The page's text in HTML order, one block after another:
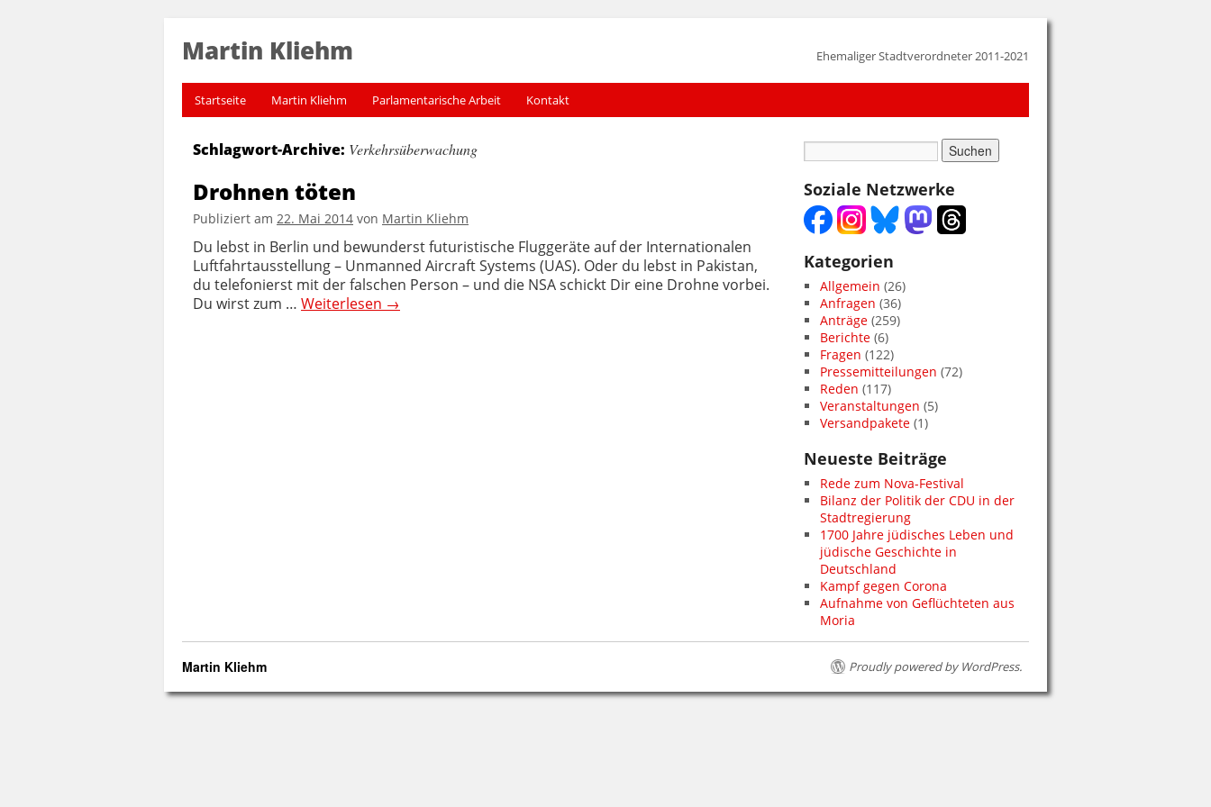
Martin Kliehm Ehemaliger Stadtverordneter 2011-2021
Startseite Martin Kliehm Parlamentarische Arbeit Kontakt
Schlagwort-Archive: Verkehrsüberwachung
Drohnen töten
Publiziert am 22. Mai 2014 von Martin Kliehm
Du lebst in Berlin und bewunderst futuristische Fluggeräte auf der Internationalen
Luftfahrtausstellung – Unmanned Aircraft Systems (UAS). Oder du lebst in Pakistan,
du telefonierst mit der falschen Person – und die NSA schickt Dir eine Drohne vorbei.
Du wirst zum … Weiterlesen →
Soziale Netzwerke
Kategorien
Allgemein (26)
Anfragen (36)
Anträge (259)
Berichte (6)
Fragen (122)
Pressemitteilungen (72)
Reden (117)
Veranstaltungen (5)
Versandpakete (1)
Neueste Beiträge
Rede zum Nova-Festival
Bilanz der Politik der CDU in der
Stadtregierung
1700 Jahre jüdisches Leben und
jüdische Geschichte in
Deutschland
Kampf gegen Corona
Aufnahme von Geflüchteten aus
Moria
Martin Kliehm Proudly powered by WordPress.